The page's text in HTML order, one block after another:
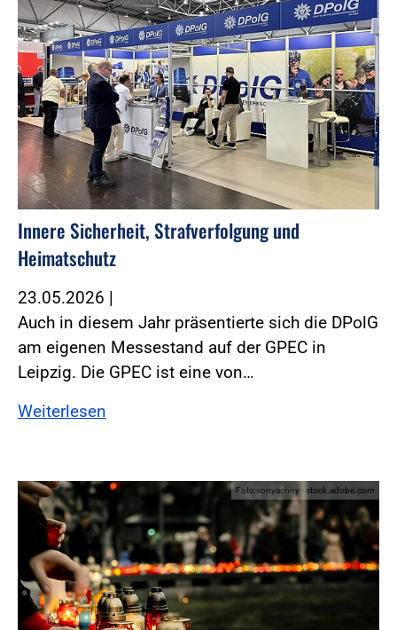
Innere Sicherheit, Strafverfolgung und
Heimatschutz
23.05.2026 |
Auch in diesem Jahr präsentierte sich die DPolG
am eigenen Messestand auf der GPEC in
Leipzig. Die GPEC ist eine von…
Weiterlesen
Foto:sonyachny - stock.adobe.com